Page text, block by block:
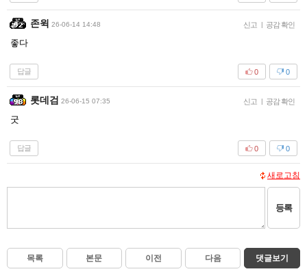
존윅 26-06-14 14:48 신고 공감 확인
좋다
답글 0
0
롯데검 26-06-15 07:35 신고 공감 확인
굿
답글 0
0
새로고침
등록
목록 본문 이전 다음 댓글보기